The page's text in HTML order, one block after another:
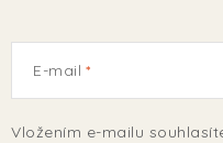
E-mail
Vložením e-mailu